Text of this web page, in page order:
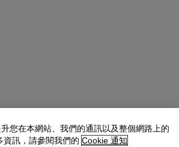
您在本網站、我們的通訊以及整個網路上的
資訊，請參閱我們的 Cookie 通知